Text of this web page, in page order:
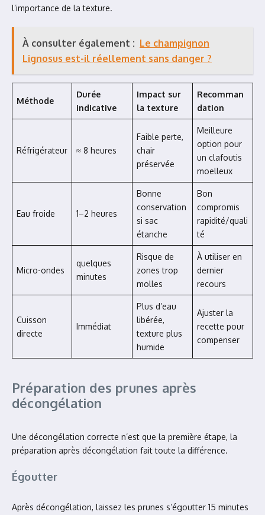
l’importance de la texture.
À consulter également : Le champignon
Lignosus est-il réellement sans danger ?
Méthode
Durée
indicative
Impact sur
la texture
Recomman
dation
Réfrigérateur ≈ 8 heures
Faible perte,
chair
préservée
Meilleure
option pour
un clafoutis
moelleux
Eau froide 1–2 heures
Bonne
conservation
si sac
étanche
Bon
compromis
rapidité/quali
té
Micro-ondes
quelques
minutes
Risque de
zones trop
molles
À utiliser en
dernier
recours
Cuisson
directe
Immédiat
Plus d’eau
libérée,
texture plus
humide
Ajuster la
recette pour
compenser
Préparation des prunes après
décongélation
Une décongélation correcte n’est que la première étape, la
préparation après décongélation fait toute la différence.
Égoutter
Après décongélation, laissez les prunes s’égoutter 15 minutes